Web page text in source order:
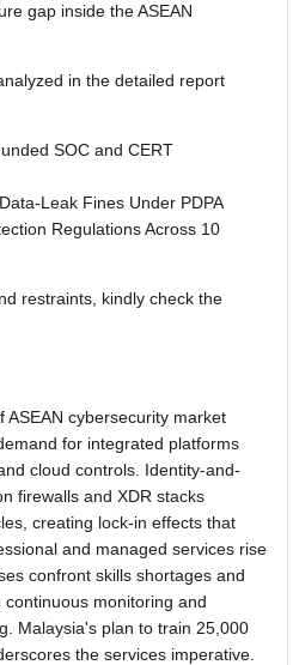
gap inside the ASEAN
in the detailed report
SOC and CERT
Leak Fines Under PDPA
Regulations Across 10
restraints, kindly check the
ASEAN cybersecurity market
for integrated platforms
cloud controls. Identity-and-
firewalls and XDR stacks
creating lock-in effects that
and managed services rise
confront skills shortages and
monitoring and
Malaysia's plan to train 25,000
the services imperative.